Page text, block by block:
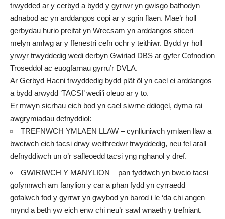
trwydded ar y cerbyd a bydd y gyrrwr yn gwisgo bathodyn
adnabod ac yn arddangos copi ar y sgrin flaen. Mae’r holl
gerbydau hurio preifat yn Wrecsam yn arddangos sticeri
melyn amlwg ar y ffenestri cefn ochr y teithiwr. Bydd yr holl
yrwyr trwyddedig wedi derbyn Gwiriad DBS ar gyfer Cofnodion
Troseddol ac euogfarnau gyrru’r DVLA.
Ar Gerbyd Hacni trwyddedig bydd plât ôl yn cael ei arddangos
a bydd arwydd ‘TACSI’ wedi’i oleuo ar y to.
Er mwyn sicrhau eich bod yn cael siwrne ddiogel, dyma rai
awgrymiadau defnyddiol:
TREFNWCH YMLAEN LLAW – cynlluniwch ymlaen llaw a
bwciwch eich tacsi drwy weithredwr trwyddedig, neu fel arall
defnyddiwch un o’r safleoedd tacsi yng nghanol y dref.
GWIRIWCH Y MANYLION – pan fyddwch yn bwcio tacsi
gofynnwch am fanylion y car a phan fydd yn cyrraedd
gofalwch fod y gyrrwr yn gwybod yn barod i le ‘da chi angen
mynd a beth yw eich enw chi neu’r sawl wnaeth y trefniant.